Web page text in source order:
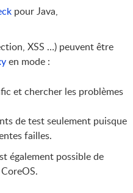
pour Java,
XSS …) peuvent être
en mode :
et chercher les problèmes
de test seulement puisque
failles.
également possible de